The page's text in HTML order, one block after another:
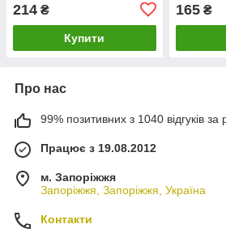
214 ₴
Купити
165₴
Про нас
99% позитивних з 1040 відгуків за
Працює з 19.08.2012
м. Запоріжжя
Запоріжжя, Запоріжжя, Україна
Контакти